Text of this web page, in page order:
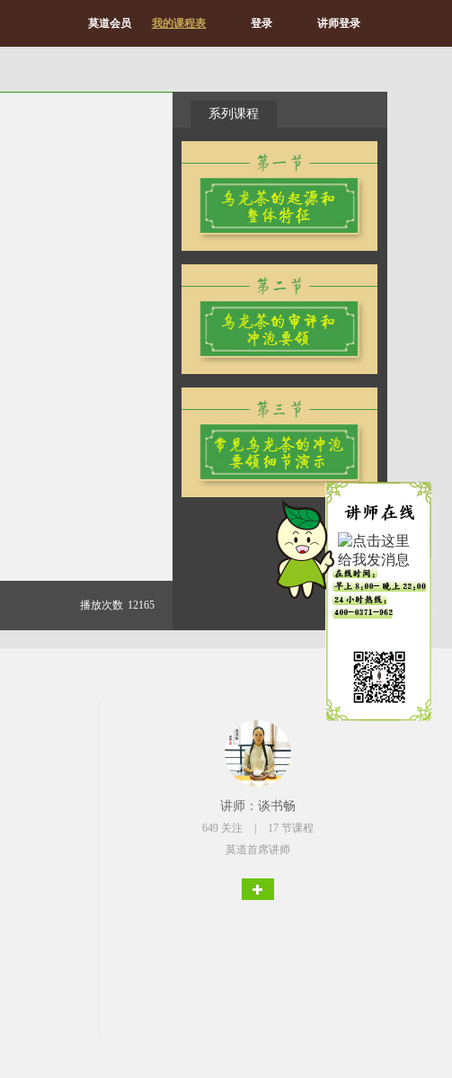
登录 讲师登录
莫道会员 我的课程表
播放次数 12165
系列课程
讲师：谈书畅
649关注
17 节课程
莫道首席讲师